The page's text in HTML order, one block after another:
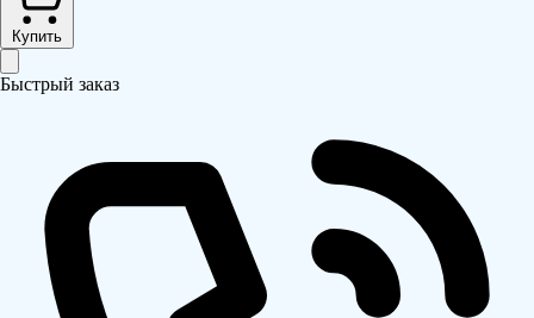
Купить
Быстрый заказ